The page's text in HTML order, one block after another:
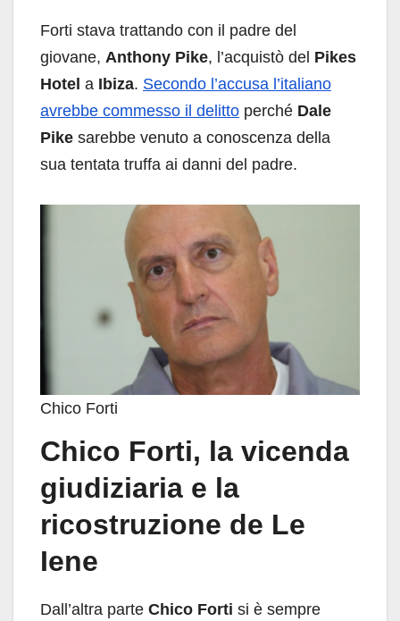
Forti stava trattando con il padre del
giovane, Anthony Pike, l’acquistò del Pikes
Hotel a Ibiza. Secondo l’accusa l’italiano
avrebbe commesso il delitto perché Dale
Pike sarebbe venuto a conoscenza della
sua tentata truffa ai danni del padre.
Chico Forti
Chico Forti, la vicenda
giudiziaria e la
ricostruzione de Le
Iene
Dall’altra parte Chico Forti si è sempre